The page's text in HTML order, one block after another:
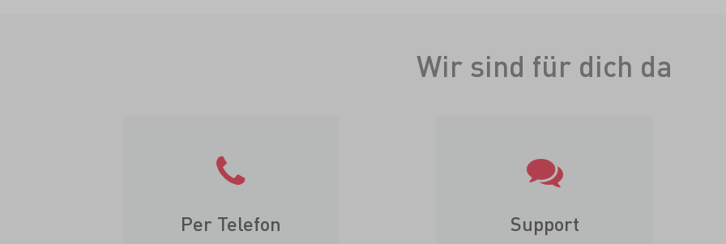
Wir sind für dich da
Per Telefon Support